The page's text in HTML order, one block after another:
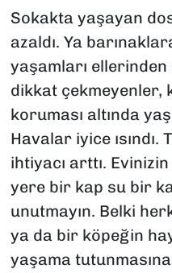
Sokakta yaşayan
azaldı. Ya
yaşamları ellerinden
dikkat çekmeyenler,
koruması altında
Havalar iyice ısındı.
ihtiyacı arttı.
yere bir kap su bir
unutmayın. Belki
ya da bir köpeğin
yaşama